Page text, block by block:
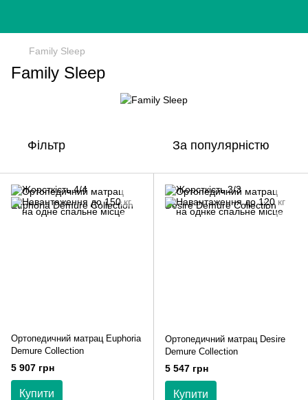
Family Sleep
Family Sleep
Фільтр За популярністю
Ортопедичний матрац Euphoria
Demure Collection
5 907 грн
Купити
Ортопедичний матрац Desire
Demure Collection
5 547 грн
Купити